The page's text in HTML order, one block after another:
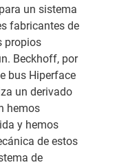
un sistema
fabricantes de
propios
Beckhoff, por
bus Hiperface
un derivado
hemos
y hemos
de estos
de